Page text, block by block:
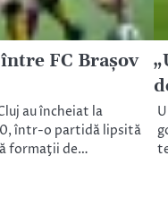
FC Braşov
au încheiat la
într-o partidă lipsită
formaţii de…